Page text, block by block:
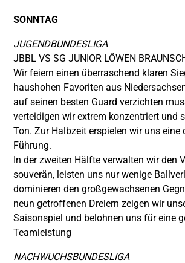
SONNTAG
JUGENDBUNDESLIGA
JBBL VS SG JUNIOR LÖWEN
Wir feiern einen überraschend klaren
haushohen Favoriten aus
auf seinen besten Guard verzichten
verteidigen wir extrem konzentriert und
Ton. Zur Halbzeit erspielen wir uns eine
Führung.
In der zweiten Hälfte verwalten wir den
souverän, leisten uns nur wenige
dominieren den großgewachsenen
neun getroffenen Dreiern zeigen wir
Saisonspiel und belohnen uns für eine
Teamleistung
NACHWUCHSBUNDESLIGA